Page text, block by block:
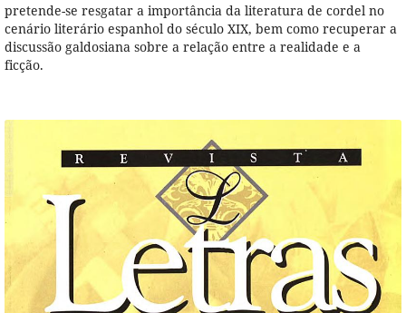
pretende-se resgatar a importância da literatura de cordel no
cenário literário espanhol do século XIX, bem como recuperar a
discussão galdosiana sobre a relação entre a realidade e a
ficção.